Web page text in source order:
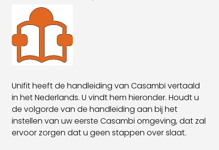
Unifit heeft de handleiding van Casambi vertaald
in het Nederlands. U vindt hem hieronder. Houdt u
de volgorde van de handleiding aan bij het
instellen van uw eerste Casambi omgeving, dat zal
ervoor zorgen dat u geen stappen over slaat.